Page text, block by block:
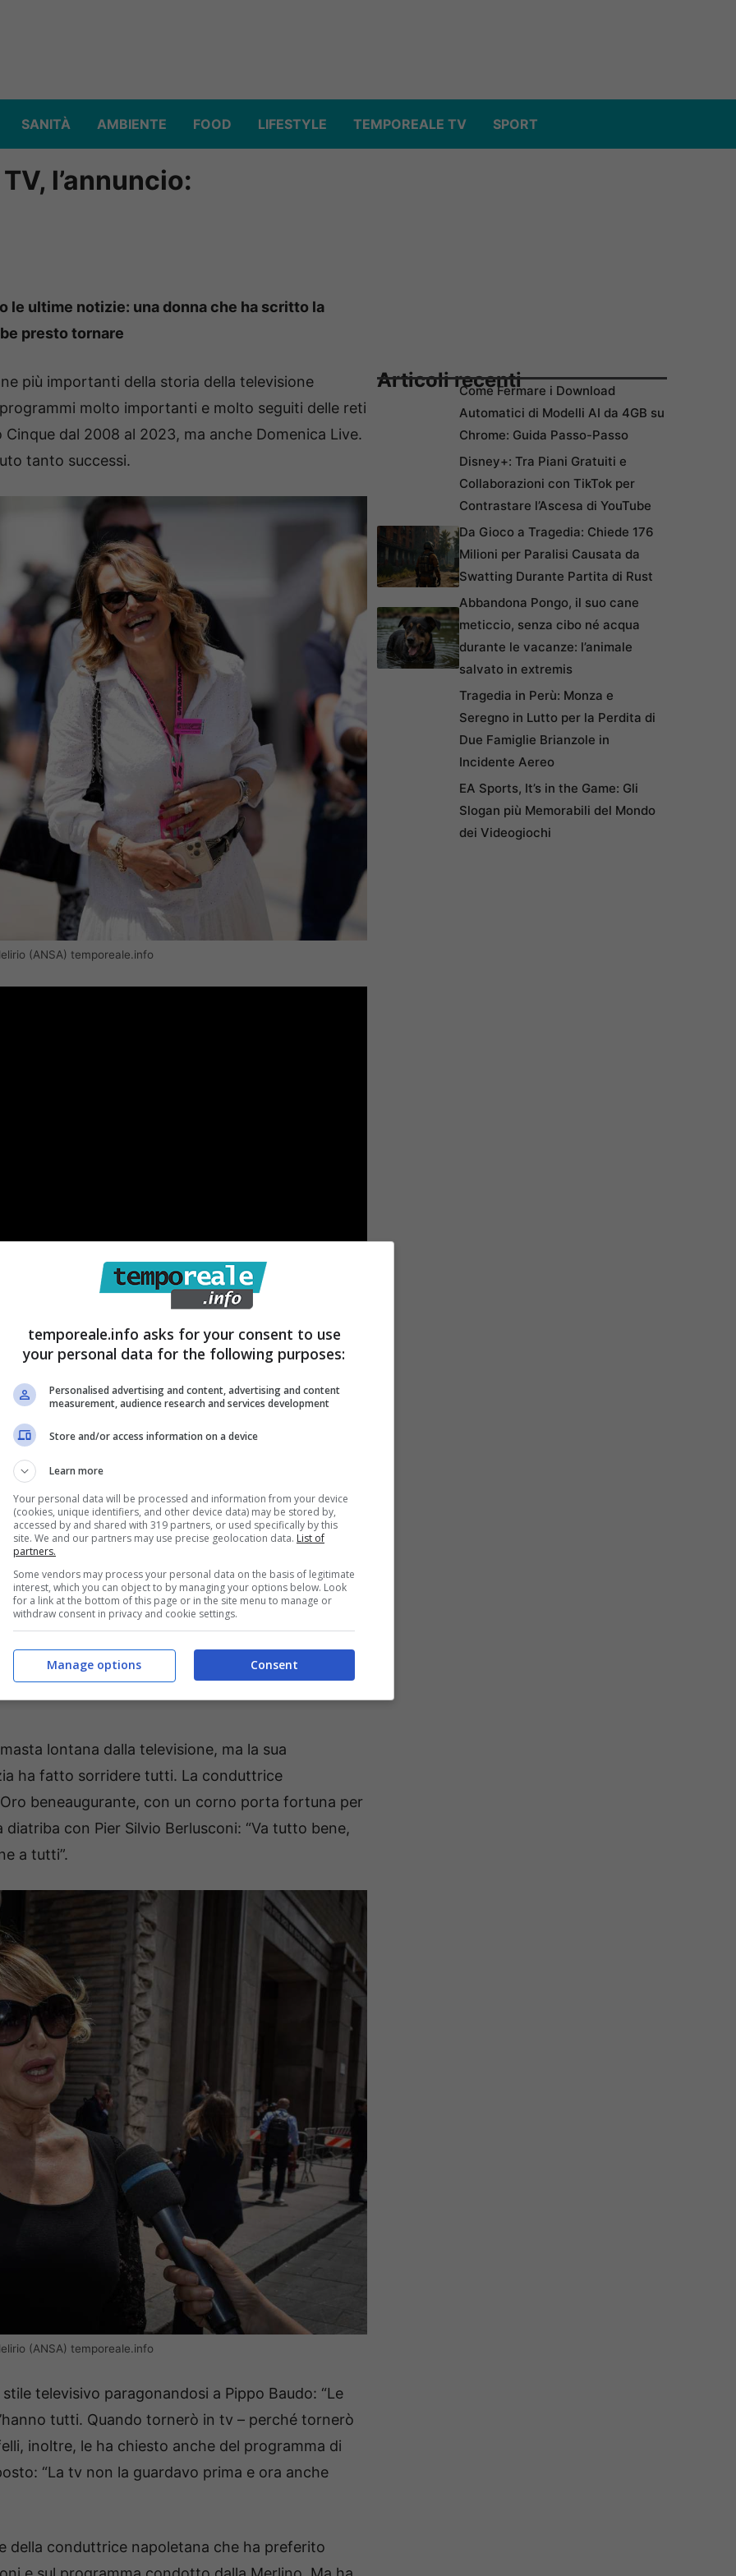
SANITÀ AMBIENTE FOOD LIFESTYLE TEMPOREALE TV SPORT
l’annuncio:
le ultime notizie: una donna che ha scritto la
presto tornare
più importanti della storia della televisione
molto importanti e molto seguiti delle reti
dal 2008 al 2023, ma anche Domenica Live.
tanto successi.
(ANSA) temporeale.info
ma anche di cultura e di spettacolo. Certo,
famoso subisce anche delle profondi critiche
momento, però, dal rinnovamento di Pier Silvio
ultima apparizione televisiva è a Ballando Con le
è parlata diverse volte di un suo ritorno anche se
sarebbe un ritorno molto interessante a circa
però, fanno sognare i suoi fans che nel
fisso.
che fa sognare i suoi
lontana dalla televisione, ma la sua
ha fatto sorridere tutti. La conduttrice
beneaugurante, con un corno porta fortuna per
con Pier Silvio Berlusconi: “Va tutto bene,
a tutti”.
(ANSA) temporeale.info
televisivo paragonandosi a Pippo Baudo: “Le
tutti. Quando tornerò in tv – perché tornerò
inoltre, le ha chiesto anche del programma di
“La tv non la guardavo prima e ora anche
della conduttrice napoletana che ha preferito
Articoli recentiCome Fermare i Download
Automatici di Modelli AI da 4GB su
Chrome: Guida Passo-Passo
Disney+: Tra Piani Gratuiti e
Collaborazioni con TikTok per
Contrastare l’Ascesa di YouTube
Da Gioco a Tragedia: Chiede 176
Milioni per Paralisi Causata da
Swatting Durante Partita di Rust
Abbandona Pongo, il suo cane
meticcio, senza cibo né acqua
durante le vacanze: l’animale
salvato in extremis
Tragedia in Perù: Monza e
Seregno in Lutto per la Perdita di
Due Famiglie Brianzole in
Incidente Aereo
EA Sports, It’s in the Game: Gli
Slogan più Memorabili del Mondo
dei Videogiochi
temporeale.info asks for your consent to use
your personal data for the following purposes:
Personalised advertising and content, advertising and content
measurement, audience research and services development
Store and/or access information on a device
Learn more
Your personal data will be processed and information from your device
(cookies, unique identifiers, and other device data) may be stored by,
accessed by and shared with 319 partners, or used specifically by this
site. We and our partners may use precise geolocation data. List of
partners.
Some vendors may process your personal data on the basis of legitimate
interest, which you can object to by managing your options below. Look
for a link at the bottom of this page or in the site menu to manage or
withdraw consent in privacy and cookie settings.
Consent
Manage options